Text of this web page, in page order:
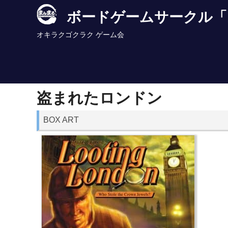
ボードゲームサークル「
オキラクゴクラク ゲーム会
盗まれたロンドン
BOX ART